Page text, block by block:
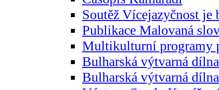
Soutěž Vícejazyčnost je
Publikace Malovaná
Multikulturní programy
Bulharská výtvarná
Bulharská výtvarná